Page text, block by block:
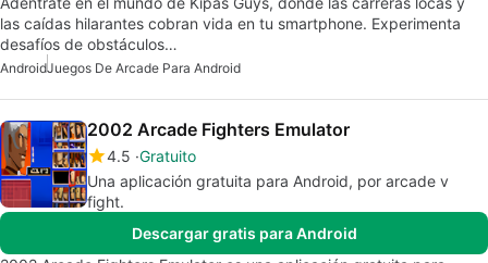
las caídas hilarantes cobran vida en tu smartphone. Experimenta
desafíos de obstáculos…
AndroidJuegos De Arcade Para Android
2002 Arcade Fighters Emulator
4.5 Gratuito
Una aplicación gratuita para Android, por arcade v
fight.
Descargar gratis para Android